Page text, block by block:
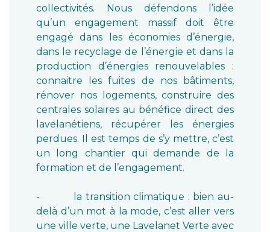
collectivités. Nous défendons l’idée
qu’un engagement massif doit être
engagé dans les économies d’énergie,
dans le recyclage de l’énergie et dans la
production d’énergies renouvelables :
connaitre les fuites de nos bâtiments,
rénover nos logements, construire des
centrales solaires au bénéfice direct des
lavelanétiens, récupérer les énergies
perdues. Il est temps de s’y mettre, c’est
un long chantier qui demande de la
formation et de l’engagement.
- la transition climatique : bien au-
delà d’un mot à la mode, c’est aller vers
une ville verte, une Lavelanet Verte avec